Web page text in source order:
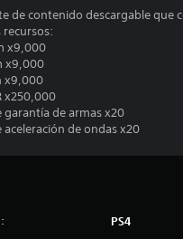
de contenido descargable que
x9,000
x9,000
x9,000
x250,000
garantía de armas x20
aceleración de ondas x20
PS4